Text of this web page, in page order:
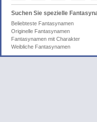
Suchen Sie spezielle
Beliebteste Fantasynamen
Originelle Fantasynamen
Fantasynamen mit Charakter
Weibliche Fantasynamen